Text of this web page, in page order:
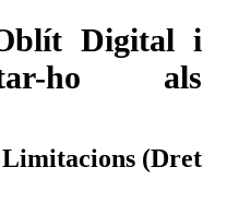
Digital i
ho als
(Dret